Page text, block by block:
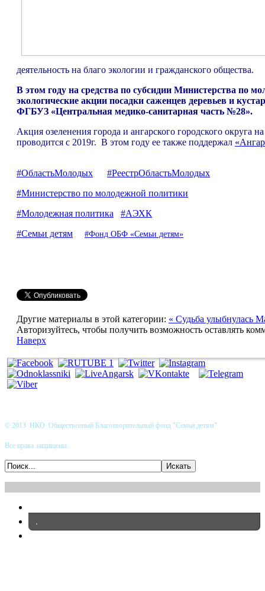
деятельность на благо экологии и гражданского общества.
В этом году на средства по субсидии Министерства по
экологические акции посадки саженцев деревьев и
ФГБУЗ «Центральная медико-санитарная часть №28».
Акция озеленения города и ангарского городского
проводится с 2019г. В этом году ее также поддержал
#ОбластьМолодых
#РеестрОбластьМолодых
#Министерство по молодежной политики
#Молодежная политика
#АЭХК
#Семьи детям
#Фонд ОБФ «Семьи детям»
Другие материалы в этой категории: « Судьба улыбнулась
Авторизуйтесь, чтобы получить возможность оставлять
Наверх
© 2013 НКО Общественный Благотворительный фонд "Семьи детям"
Все права защищены.
.